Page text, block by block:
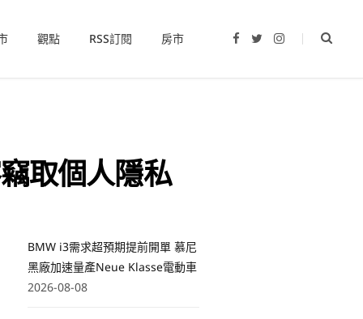
觀點 RSS訂閱 房市
I
取個人隱私
BMW i3需求超預期提前開單 慕尼
黑廠加速量產Neue Klasse電動車
2026-08-08